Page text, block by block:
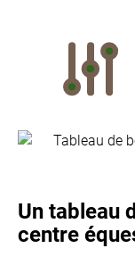
Un tableau
centre